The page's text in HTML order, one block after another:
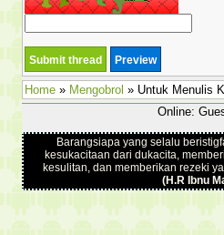
Home » Mengobrol » Untuk Menulis
Online:
Barangsiapa yang selalu
kesukacitaan dari dukacita,
kesulitan, dan memberikan rezeki
(H.R Ibnu